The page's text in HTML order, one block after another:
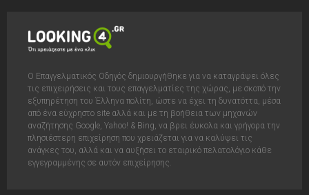
Ο Επαγγελματικός Οδηγός δημιουργήθηκε για να καταγράψει όλες
τις επιχειρήσεις και τους επαγγελματίες της χώρας, με σκοπό την
εξυπηρέτηση του Έλληνα πολίτη, ώστε να έχει τη δυνατόττα, μέσα
από ένα εύχρηστο site αλλά και με τη βοήθεια των μηχανών
αναζήτησης Google, Yahoo! & Bing, να βρει έυκολα και γρήγορα την
πλησιέστερη επιχείρηση που χρειάζεται για να καλύψει τις
ανάγκες του, αλλά και να αυξήσει το εταιρικό πελατολόγιο κάθε
εγγεγραμμένης σε αυτόν επιχείρησης.